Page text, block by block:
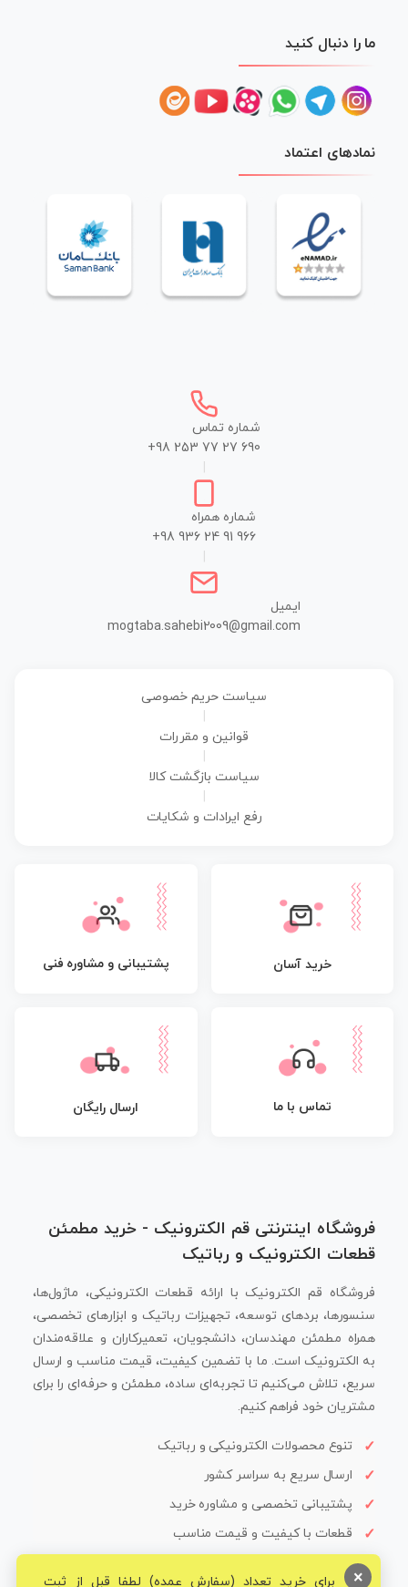
ما را دنبال کنید
نمادهای اعتماد
شماره تماس
+98 253 77 27 690
شماره همراه
+98 936 24 91 966
ایمیل
mogtaba.sahebi2009@gmail.com
سیاست حریم خصوصی
قوانین و مقررات
سیاست بازگشت کالا
رفع ایرادات و شکایات
خرید آسان پشتیبانی و مشاوره فنی
تماس با ما ارسال رایگان
فروشگاه اینترنتی قم الکترونیک - خرید مطمئن
قطعات الکترونیک و رباتیک
فروشگاه قم الکترونیک با ارائه قطعات الکترونیکی، ماژول‌ها،
سنسورها، بردهای توسعه، تجهیزات رباتیک و ابزارهای تخصصی،
همراه مطمئن مهندسان، دانشجویان، تعمیرکاران و علاقه‌مندان
به الکترونیک است. ما با تضمین کیفیت، قیمت مناسب و ارسال
سریع، تلاش می‌کنیم تا تجربه‌ای ساده، مطمئن و حرفه‌ای را برای
مشتریان خود فراهم کنیم.
تنوع محصولات الکترونیکی و رباتیک
ارسال سریع به سراسر کشور
پشتیبانی تخصصی و مشاوره خرید
قطعات با کیفیت و قیمت مناسب
برای خرید تعداد (سفارش عمده) لطفا قبل از ثبت ×